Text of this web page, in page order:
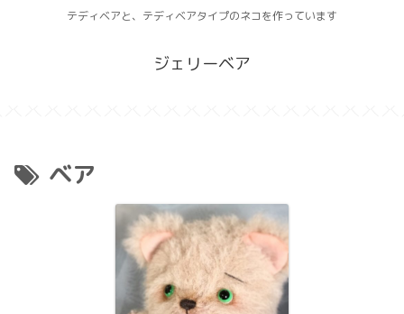
テディベアと、テディベアタイプのネコを作っています
ジェリーベア
ベア